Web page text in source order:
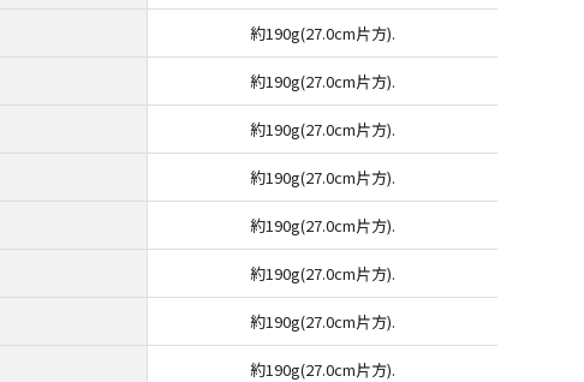
約190g(27.0cm片方).
約190g(27.0cm片方).
約190g(27.0cm片方).
約190g(27.0cm片方).
約190g(27.0cm片方).
約190g(27.0cm片方).
約190g(27.0cm片方).
約190g(27.0cm片方).